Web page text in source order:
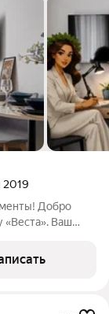
2019
Добро
«Веста». Ваш
улице. Эти